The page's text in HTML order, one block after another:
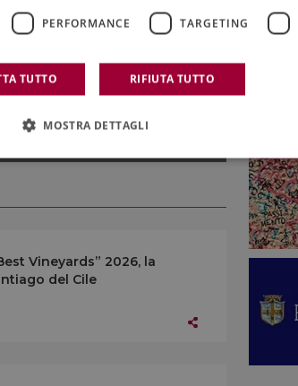
VINS,DEALCOLIZZAZIONE,
Vineyards” 2026, la
del Cile
PERFORMANCE TARGETING
TUTTO RIFIUTA TUTTO
MOSTRA DETTAGLI